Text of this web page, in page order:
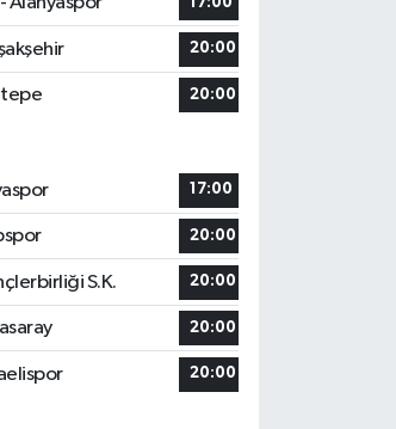
20:00
20:00
17:00
20:00
S.K. 20:00
20:00
20:00